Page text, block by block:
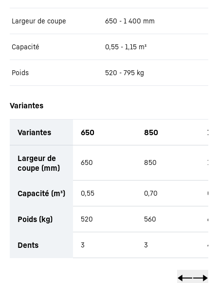
Largeur de coupe 650 - 1 400 mm
Capacité 0,55 - 1,15 m³
Poids 520 - 795 kg
Variantes
Variantes 650 850
Largeur de
coupe (mm)
650 850 1
Capacité (m³) 0,55 0,70
Poids (kg) 520 560
Dents 3 3 4